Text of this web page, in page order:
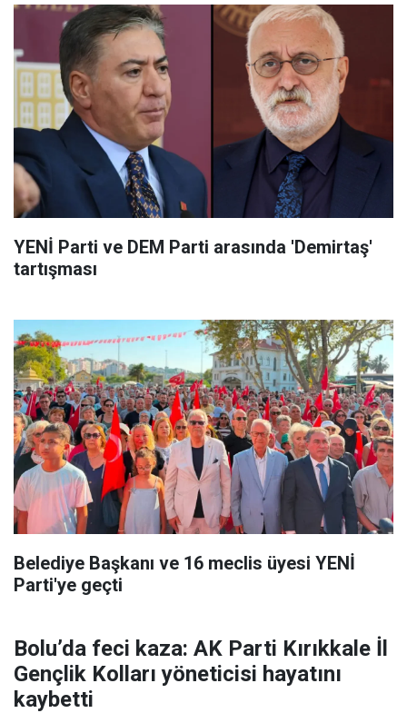
YENİ Parti ve DEM Parti arasında 'Demirtaş'
tartışması
Belediye Başkanı ve 16 meclis üyesi YENİ
Parti'ye geçti
Bolu’da feci kaza: AK Parti Kırıkkale İl
Gençlik Kolları yöneticisi hayatını
kaybetti